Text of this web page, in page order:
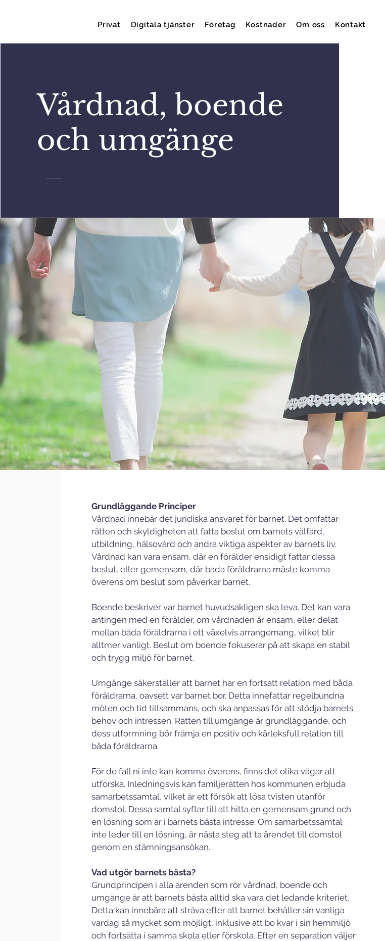
Privat Digitala tjänster Företag Kostnader Om oss Kontakt
Vårdnad, boende
och umgänge
Grundläggande Principer
Vårdnad innebär det juridiska ansvaret för barnet. Det omfattar
rätten och skyldigheten att fatta beslut om barnets välfärd,
utbildning, hälsovård och andra viktiga aspekter av barnets liv.
Vårdnad kan vara ensam, där en förälder ensidigt fattar dessa
beslut, eller gemensam, där båda föräldrarna måste komma
överens om beslut som påverkar barnet.
Boende beskriver var barnet huvudsakligen ska leva. Det kan vara
antingen med en förälder, om vårdnaden är ensam, eller delat
mellan båda föräldrarna i ett växelvis arrangemang, vilket blir
alltmer vanligt. Beslut om boende fokuserar på att skapa en stabil
och trygg miljö för barnet.
Umgänge säkerställer att barnet har en fortsatt relation med båda
föräldrarna, oavsett var barnet bor. Detta innefattar regelbundna
möten och tid tillsammans, och ska anpassas för att stödja barnets
behov och intressen. Rätten till umgänge är grundläggande, och
dess utformning bör främja en positiv och kärleksfull relation till
båda föräldrarna.
För de fall ni inte kan komma överens, finns det olika vägar att
utforska. Inledningsvis kan familjerätten hos kommunen erbjuda
samarbetssamtal, vilket är ett försök att lösa tvisten utanför
domstol. Dessa samtal syftar till att hitta en gemensam grund och
en lösning som är i barnets bästa intresse. Om samarbetssamtal
inte leder till en lösning, är nästa steg att ta ärendet till domstol
genom en stämningsansökan.
Vad utgör barnets bästa?
Grundprincipen i alla ärenden som rör vårdnad, boende och
umgänge är att barnets bästa alltid ska vara det ledande kriteriet.
Detta kan innebära att sträva efter att barnet behåller sin vanliga
vardag så mycket som möjligt, inklusive att bo kvar i sin hemmiljö
och fortsätta i samma skola eller förskola. Efter en separation väljer